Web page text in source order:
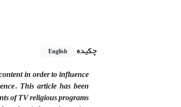
چکیده
English
in order to influence
This article has been
of TV religious programs